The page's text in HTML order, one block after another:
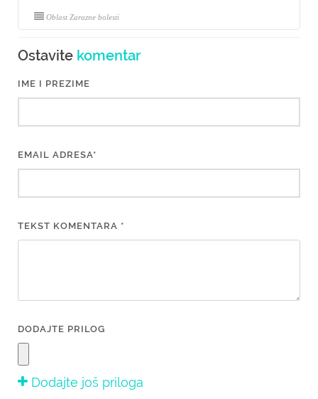
Oblast Zarazne bolesti
Ostavite komentar
IME I PREZIME
EMAIL ADRESA*
TEKST KOMENTARA *
DODAJTE PRILOG
Dodajte još priloga